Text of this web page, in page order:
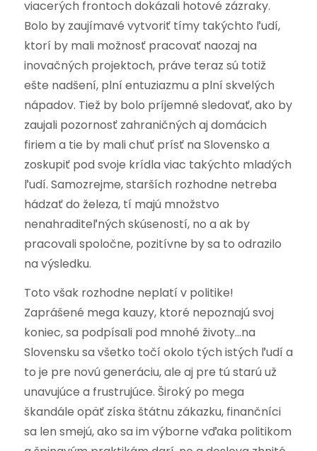
viacerých frontoch dokázali hotové zázraky.
Bolo by zaujímavé vytvoriť tímy takýchto ľudí,
ktorí by mali možnosť pracovať naozaj na
inovačných projektoch, práve teraz sú totiž
ešte nadšení, plní entuziazmu a plní skvelých
nápadov. Tiež by bolo príjemné sledovať, ako by
zaujali pozornosť zahraničných aj domácich
firiem a tie by mali chuť prísť na Slovensko a
zoskupiť pod svoje krídla viac takýchto mladých
ľudí. Samozrejme, starších rozhodne netreba
hádzať do železa, tí majú množstvo
nenahraditeľných skúseností, no a ak by
pracovali spoločne, pozitívne by sa to odrazilo
na výsledku.
Toto však rozhodne neplatí v politike!
Zaprášené mega kauzy, ktoré nepoznajú svoj
koniec, sa podpísali pod mnohé životy…na
Slovensku sa všetko točí okolo tých istých ľudí a
to je pre novú generáciu, ale aj pre tú starú už
unavujúce a frustrujúce. Široký po mega
škandále opäť získa štátnu zákazku, finančníci
sa len smejú, ako sa im výborne vďaka politikom